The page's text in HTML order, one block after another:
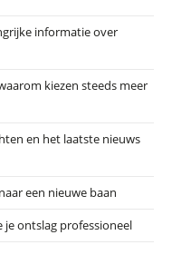
informatie over
kiezen steeds meer
en het laatste nieuws
een nieuwe baan
je ontslag professioneel